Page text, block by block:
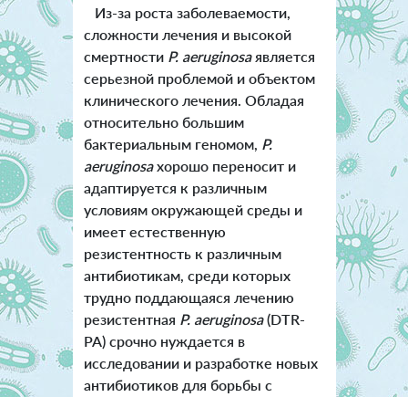
Из-за роста заболеваемости,
сложности лечения и высокой
смертности P. aeruginosa является
серьезной проблемой и объектом
клинического лечения. Обладая
относительно большим
бактериальным геномом, P.
aeruginosaхорошо переносит и
адаптируется к различным
условиям окружающей среды и
имеет естественную
резистентность к различным
антибиотикам, среди которых
трудно поддающаяся лечению
резистентная P. aeruginosa(DTR-
PA) срочно нуждается в
исследовании и разработке новых
антибиотиков для борьбы с